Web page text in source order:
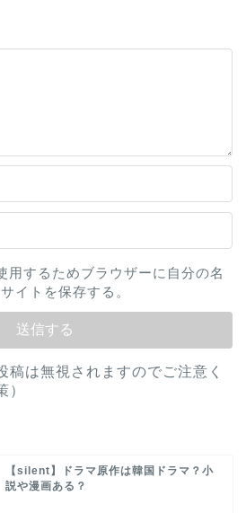
用するためブラウザーに自分の名
イトを保存する。
稿は無視されますのでご注意く
）
【silent】ドラマ原作は韓国ドラマ？小
説や漫画ある？